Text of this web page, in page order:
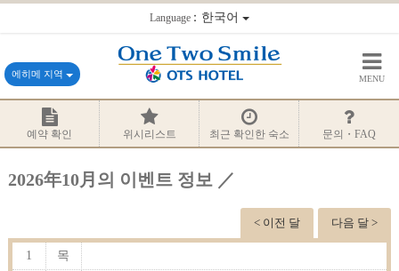
Language：한국어
에히메 지역 MENU
예약 확인 위시리스트 최근 확인한 숙소 문의・FAQ
2026年10月의 이벤트 정보 ／
다음 달 >
< 이전 달
1 목